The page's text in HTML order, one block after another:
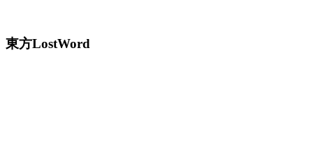
東方LostWord